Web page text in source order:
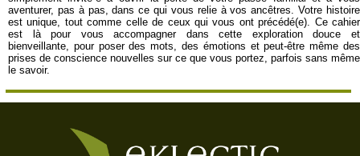
aventurer, pas à pas, dans ce qui vous relie à vos ancêtres. Votre histoire
est unique, tout comme celle de ceux qui vous ont précédé(e). Ce cahier
est là pour vous accompagner dans cette exploration douce et
bienveillante, pour poser des mots, des émotions et peut-être même des
prises de conscience nouvelles sur ce que vous portez, parfois sans même
le savoir.